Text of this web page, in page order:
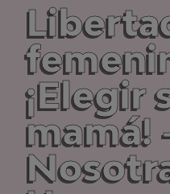
¡Elegir
mamá!